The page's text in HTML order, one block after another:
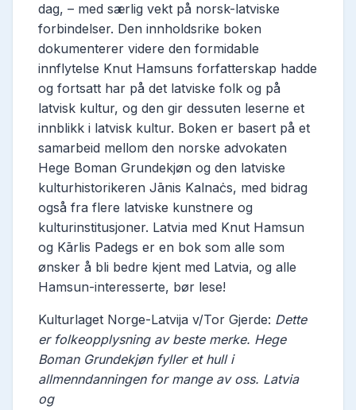
dag, – med særlig vekt på norsk-latviske
forbindelser. Den innholdsrike boken
dokumenterer videre den formidable
innflytelse Knut Hamsuns forfatterskap hadde
og fortsatt har på det latviske folk og på
latvisk kultur, og den gir dessuten leserne et
innblikk i latvisk kultur. Boken er basert på et
samarbeid mellom den norske advokaten
Hege Boman Grundekjøn og den latviske
kulturhistorikeren Jānis Kalnaċs, med bidrag
også fra flere latviske kunstnere og
kulturinstitusjoner. Latvia med Knut Hamsun
og Kārlis Padegs er en bok som alle som
ønsker å bli bedre kjent med Latvia, og alle
Hamsun-interesserte, bør lese!
Kulturlaget Norge-Latvija v/Tor Gjerde: Dette
er folkeopplysning av beste merke. Hege
Boman Grundekjøn fyller et hull i
allmenndanningen for mange av oss. Latvia
og